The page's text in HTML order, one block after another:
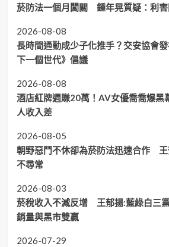
菸防法一個月闖關 鍾年晃質疑：利害
2026-08-08
長時間通勤成少子化推手？交安協會
下一個世代》倡議
2026-08-08
酒店紅牌週賺20萬！AV女優喬喬爆黑
人收入差
2026-08-05
朝野惡鬥不休卻為菸防法迅速合作 王
不尋常
2026-08-03
菸稅收入不減反增 王郁揚:藍綠白三
銷量與黑市雙贏
2026-07-29